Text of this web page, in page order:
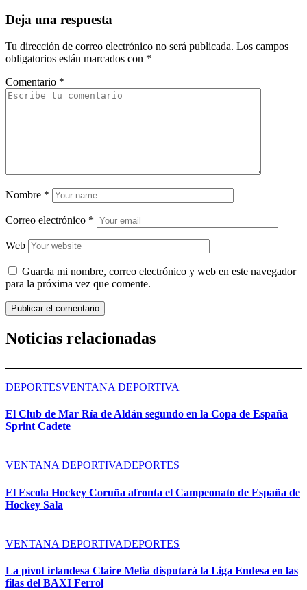
Deja una respuesta
Tu dirección de correo electrónico no será publicada. Los campos
obligatorios están marcados con *
Comentario *
Nombre *
Correo electrónico *
Web
Guarda mi nombre, correo electrónico y web en este navegador
para la próxima vez que comente.
Noticias relacionadas
DEPORTESVENTANA DEPORTIVA
El Club de Mar Ría de Aldán segundo en la Copa de España
Sprint Cadete
VENTANA DEPORTIVADEPORTES
El Escola Hockey Coruña afronta el Campeonato de España de
Hockey Sala
VENTANA DEPORTIVADEPORTES
La pívot irlandesa Claire Melia disputará la Liga Endesa en las
filas del BAXI Ferrol